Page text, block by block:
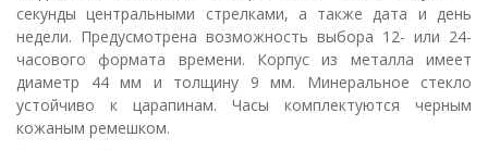
секунды центральными стрелками, а также дата и день
недели. Предусмотрена возможность выбора 12- или 24-
часового формата времени. Корпус из металла имеет
диаметр 44 мм и толщину 9 мм. Минеральное стекло
устойчиво к царапинам. Часы комплектуются черным
кожаным ремешком.